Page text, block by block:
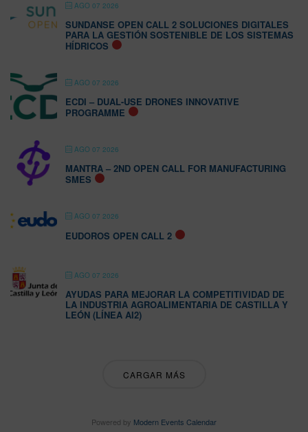
AGO 07 2026
SUNDANSE OPEN CALL 2 SOLUCIONES DIGITALES
PARA LA GESTIÓN SOSTENIBLE DE LOS SISTEMAS
HÍDRICOS
AGO 07 2026
ECDI – DUAL-USE DRONES INNOVATIVE
PROGRAMME
AGO 07 2026
MANTRA – 2ND OPEN CALL FOR MANUFACTURING
SMES
AGO 07 2026
EUDOROS OPEN CALL 2
AGO 07 2026
AYUDAS PARA MEJORAR LA COMPETITIVIDAD DE
LA INDUSTRIA AGROALIMENTARIA DE CASTILLA Y
LEÓN (LÍNEA AI2)
CARGAR MÁS
Powered by Modern Events Calendar